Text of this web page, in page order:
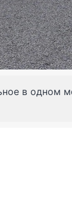
в одном